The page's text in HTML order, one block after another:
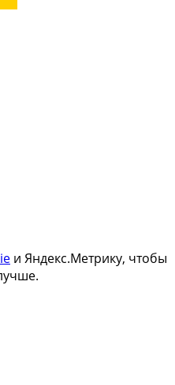
и Яндекс.Метрику, чтобы